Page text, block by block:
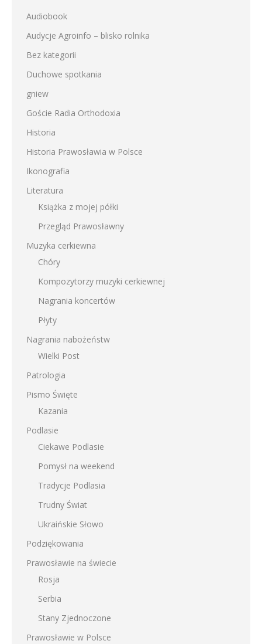
Audiobook
Audycje Agroinfo – blisko rolnika
Bez kategorii
Duchowe spotkania
gniew
Goście Radia Orthodoxia
Historia
Historia Prawosławia w Polsce
Ikonografia
Literatura
Książka z mojej półki
Przegląd Prawosławny
Muzyka cerkiewna
Chóry
Kompozytorzy muzyki cerkiewnej
Nagrania koncertów
Płyty
Nagrania nabożeństw
Wielki Post
Patrologia
Pismo Święte
Kazania
Podlasie
Ciekawe Podlasie
Pomysł na weekend
Tradycje Podlasia
Trudny Świat
Ukraińskie Słowo
Podziękowania
Prawosławie na świecie
Rosja
Serbia
Stany Zjednoczone
Prawosławie w Polsce